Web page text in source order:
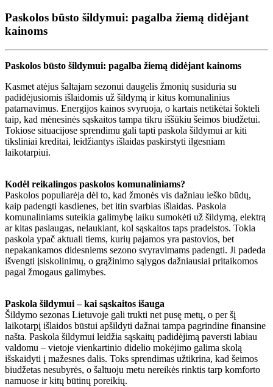
Paskolos būsto šildymui: pagalba žiemą didėjant
kainoms
Paskolos būsto šildymui: pagalba žiemą didėjant kainoms
Kasmet atėjus šaltajam sezonui daugelis žmonių susiduria su
padidėjusiomis išlaidomis už šildymą ir kitus komunalinius
patarnavimus. Energijos kainos svyruoja, o kartais netikėtai šokteli
taip, kad mėnesinės sąskaitos tampa tikru iššūkiu šeimos biudžetui.
Tokiose situacijose sprendimu gali tapti paskola šildymui ar kiti
tiksliniai kreditai, leidžiantys išlaidas paskirstyti ilgesniam
laikotarpiui.
Kodėl reikalingos paskolos komunaliniams?
Paskolos populiarėja dėl to, kad žmonės vis dažniau ieško būdų,
kaip padengti kasdienes, bet itin svarbias išlaidas. Paskola
komunaliniams suteikia galimybę laiku sumokėti už šildymą, elektrą
ar kitas paslaugas, nelaukiant, kol sąskaitos taps pradelstos. Tokia
paskola ypač aktuali tiems, kurių pajamos yra pastovios, bet
nepakankamos didesniems sezono svyravimams padengti. Ji padeda
išvengti įsiskolinimų, o grąžinimo sąlygos dažniausiai pritaikomos
pagal žmogaus galimybes.
Paskola šildymui – kai sąskaitos išauga
Šildymo sezonas Lietuvoje gali trukti net pusę metų, o per šį
laikotarpį išlaidos būstui apšildyti dažnai tampa pagrindine finansine
našta. Paskola šildymui leidžia sąskaitų padidėjimą paversti labiau
valdomu – vietoje vienkartinio didelio mokėjimo galima skolą
išskaidyti į mažesnes dalis. Toks sprendimas užtikrina, kad šeimos
biudžetas nesubyrės, o šaltuoju metu nereikės rinktis tarp komforto
namuose ir kitų būtinų poreikių.